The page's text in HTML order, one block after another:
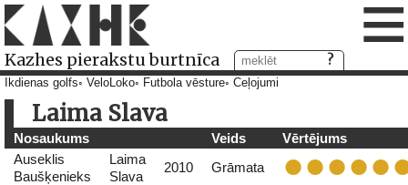
Kazhes pierakstu burtnīca ≡
Ikdienas golfs VeloLoko Futbola vēsture Ceļojumi
Laima Slava
Nosaukums Veids
Vērtējums
Auseklis
Baušķenieks
Laima
Slava
2010 Grāmata